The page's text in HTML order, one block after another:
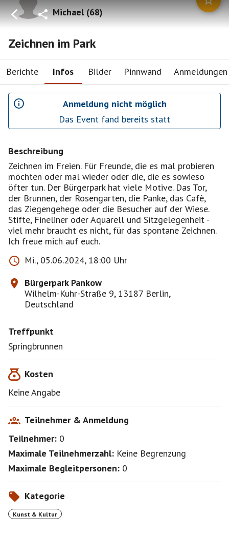
Michael(68)
Zeichnen im Park
Berichte Infos Bilder Pinnwand Anmeldungen
Anmeldung nicht möglich
Das Event fand bereits statt
Beschreibung
Zeichnen im Freien. Für Freunde, die es mal probieren
möchten oder mal wieder oder die, die es sowieso
öfter tun. Der Bürgerpark hat viele Motive. Das Tor,
der Brunnen, der Rosengarten, die Panke, das Cafè,
das Ziegengehege oder die Besucher auf der Wiese.
Stifte, Fineliner oder Aquarell und Sitzgelegenheit -
viel mehr braucht es nicht, für das spontane Zeichnen.
Ich freue mich auf euch.
Mi., 05.06.2024, 18:00 Uhr
Bürgerpark Pankow
Wilhelm-Kuhr-Straße 9, 13187 Berlin,
Deutschland
Treffpunkt
Springbrunnen
Kosten
Keine Angabe
Teilnehmer & Anmeldung
Teilnehmer: 0
Maximale Teilnehmerzahl: Keine Begrenzung
Maximale Begleitpersonen: 0
Kategorie
Kunst & Kultur